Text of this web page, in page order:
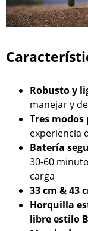
Robusto y
manejar y
Tres
experiencia
Batería
30-60
carga
33 cm & 43
Horquilla
libre estilo